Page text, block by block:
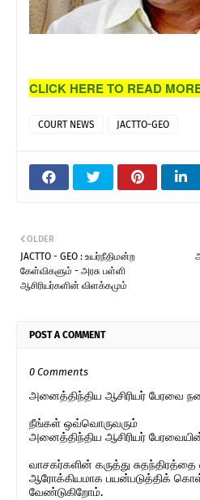
CLICK HERE TO READ
COURT NEWS JACTTO-GEO
OLDER
JACTTO - GEO : உயர்நீதிமன்ற
கேள்விகளும் - அரசு பள்ளி
ஆசிரியர்களின் விளக்கமும்
POST A COMMENT
0 Comments
அனைத்திந்திய ஆசிரியர் பேரவை
நீங்கள் ஒவ்வொருவரும்
அனைத்திந்திய ஆசிரியர்
வாசகர்களின் கருத்து
ஆரோக்கியமாக பயன்படுத்திக்
வேண்டுகிறோம்.